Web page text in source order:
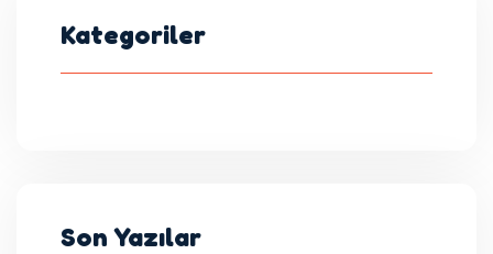
Kategoriler
Son Yazılar